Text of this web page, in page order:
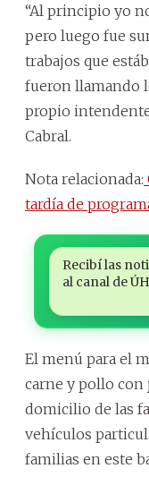
“Al principio yo
pero luego fue
trabajos que
fueron llamando
propio
Cabral.
Nota relacionada:
tardía de
Recibí las
al canal de
El menú para el
carne y pollo con
domicilio de las
vehículos
familias en este